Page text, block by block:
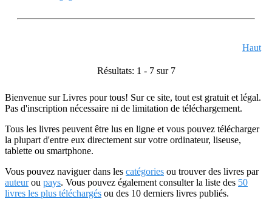
Haut
Résultats: 1 - 7 sur 7
Bienvenue sur Livres pour tous! Sur ce site, tout est gratuit et légal.
Pas d'inscription nécessaire ni de limitation de téléchargement.
Tous les livres peuvent être lus en ligne et vous pouvez télécharger
la plupart d'entre eux directement sur votre ordinateur, liseuse,
tablette ou smartphone.
Vous pouvez naviguer dans les catégories ou trouver des livres par
auteurou pays. Vous pouvez également consulter la liste des 50
livres les plus téléchargés ou des 10 derniers livres publiés.